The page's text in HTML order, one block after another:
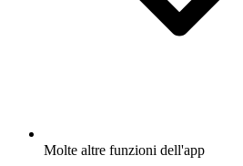
Molte altre funzioni dell'app